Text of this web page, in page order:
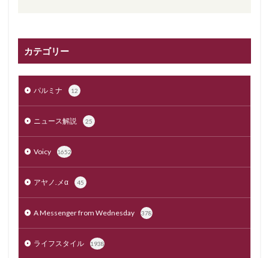
カテゴリー
パルミナ 12
ニュース解説 25
Voicy 1652
アヤノ.メα 45
A Messenger from Wednesday 378
ライフスタイル 1938